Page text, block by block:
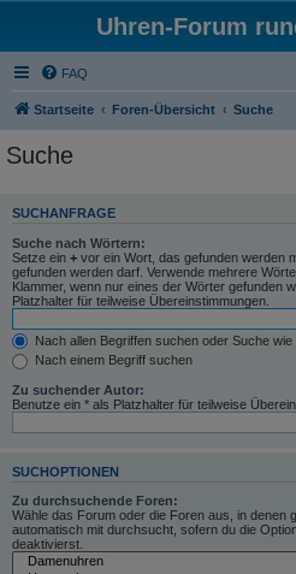
Uhren-Forum
FAQ
Startseite Foren-Übersicht Suche
Suche
SUCHANFRAGE
Suche nach Wörtern:
Setze ein + vor ein Wort, das gefunden werden
gefunden werden darf. Verwende mehrere
Klammer, wenn nur eines der Wörter gefunden
Platzhalter für teilweise Übereinstimmungen.
Nach allen Begriffen suchen oder Suche
Nach einem Begriff suchen
Zu suchender Autor:
Benutze ein * als Platzhalter für teilweise
SUCHOPTIONEN
Zu durchsuchende Foren:
Wähle das Forum oder die Foren aus, in denen
automatisch mit durchsucht, sofern du die
deaktivierst.